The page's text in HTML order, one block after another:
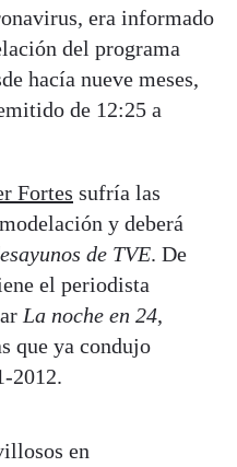
era informado
del programa
hacía nueve meses,
de 12:25 a
Fortes sufría las
y deberá
de TVE. De
el periodista
La noche en 24,
que ya condujo
2012.
en